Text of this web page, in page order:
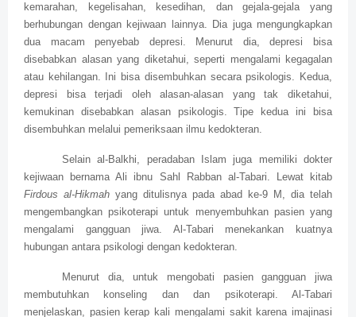
kemarahan, kegelisahan, kesedihan, dan gejala-gejala yang
berhubungan dengan kejiwaan lainnya. Dia juga mengungkapkan
dua macam penyebab depresi. Menurut dia, depresi bisa
disebabkan alasan yang diketahui, seperti mengalami kegagalan
atau kehilangan. Ini bisa disembuhkan secara psikologis. Kedua,
depresi bisa terjadi oleh alasan-alasan yang tak diketahui,
kemukinan disebabkan alasan psikologis. Tipe kedua ini bisa
disembuhkan melalui pemeriksaan ilmu kedokteran.
Selain al-Balkhi, peradaban Islam juga memiliki dokter
kejiwaan bernama Ali ibnu Sahl Rabban al-Tabari. Lewat kitab
Firdous al-Hikmah yang ditulisnya pada abad ke-9 M, dia telah
mengembangkan psikoterapi untuk menyembuhkan pasien yang
mengalami gangguan jiwa. Al-Tabari menekankan kuatnya
hubungan antara psikologi dengan kedokteran.
Menurut dia, untuk mengobati pasien gangguan jiwa
membutuhkan konseling dan dan psikoterapi. Al-Tabari
menjelaskan, pasien kerap kali mengalami sakit karena imajinasi